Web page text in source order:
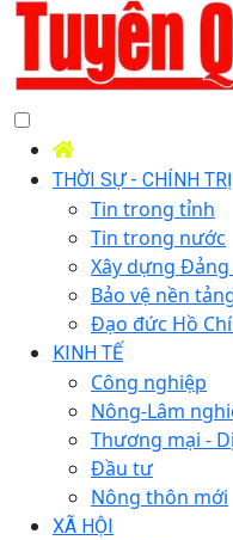
THỜI SỰ - CHÍNH TRỊ
Tin trong tỉnh
Tin trong nước
Xây dựng Đảng
Bảo vệ nền
Đạo đức Hồ
KINH TẾ
Công nghiệp
Nông-Lâm
Thương mại -
Đầu tư
Nông thôn mới
XÃ HỘI